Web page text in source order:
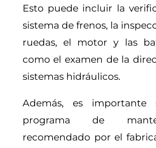
Esto puede incluir la
sistema de frenos, la
ruedas, el motor y las
como el examen de la
sistemas hidráulicos.
Además, es importante
programa de
recomendado por el